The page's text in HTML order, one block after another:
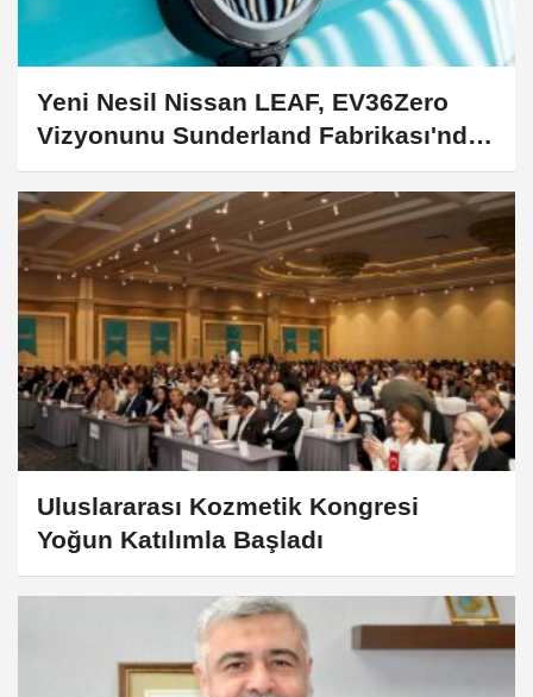
Yeni Nesil Nissan LEAF, EV36Zero
Vizyonunu Sunderland Fabrikası'nda
Hayata Geçiriyor
Uluslararası Kozmetik Kongresi
Yoğun Katılımla Başladı